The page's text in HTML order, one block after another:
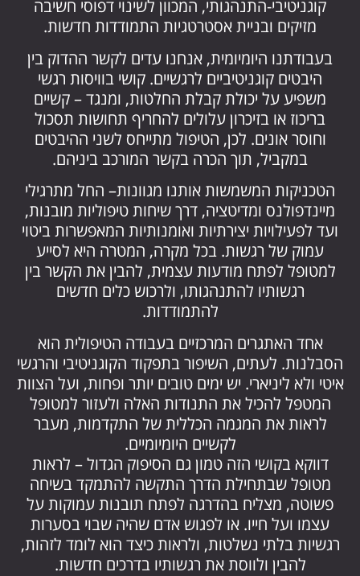
קוגניטיבי-התנהגותי, המכוון לשינוי דפוסי חשיבה
מזיקים ובניית אסטרטגיות התמודדות חדשות.
בעבודתנו היומיומית, אנחנו עדים לקשר ההדוק בין
היבטים קוגניטיביים לרגשיים. קושי בוויסות רגשי
משפיע על יכולת קבלת החלטות, ומנגד – קשיים
בריכוז או בזיכרון עלולים להחריף תחושות תסכול
וחוסר אונים. לכן, הטיפול מתייחס לשני ההיבטים
במקביל, תוך הכרה בקשר המורכב ביניהם.
הטכניקות המשמשות אותנו מגוונות– החל מתרגילי
מיינדפולנס ומדיטציה, דרך שיחות טיפוליות מובנות,
ועד לפעילויות יצירתיות ואומנותיות המאפשרות ביטוי
עמוק של רגשות. בכל מקרה, המטרה היא לסייע
למטופל לפתח מודעות עצמית, להבין את הקשר בין
רגשותיו להתנהגותו, ולרכוש כלים חדשים
להתמודדות.
אחד האתגרים המרכזיים בעבודה הטיפולית הוא
הסבלנות. לעתים, השיפור בתפקוד הקוגניטיבי והרגשי
איטי ולא ליניארי. יש ימים טובים יותר ופחות, ועל הצוות
המטפל להכיל את התנודות האלה ולעזור למטופל
לראות את המגמה הכללית של התקדמות, מעבר
לקשיים היומיומיים.
דווקא בקושי הזה טמון גם הסיפוק הגדול – לראות
מטופל שבתחילת הדרך התקשה להתמקד בשיחה
פשוטה, מצליח בהדרגה לפתח תובנות עמוקות על
עצמו ועל חייו. או לפגוש אדם שהיה שבוי בסערות
רגשיות בלתי נשלטות, ולראות כיצד הוא לומד לזהות,
להבין ולווסת את רגשותיו בדרכים חדשות.